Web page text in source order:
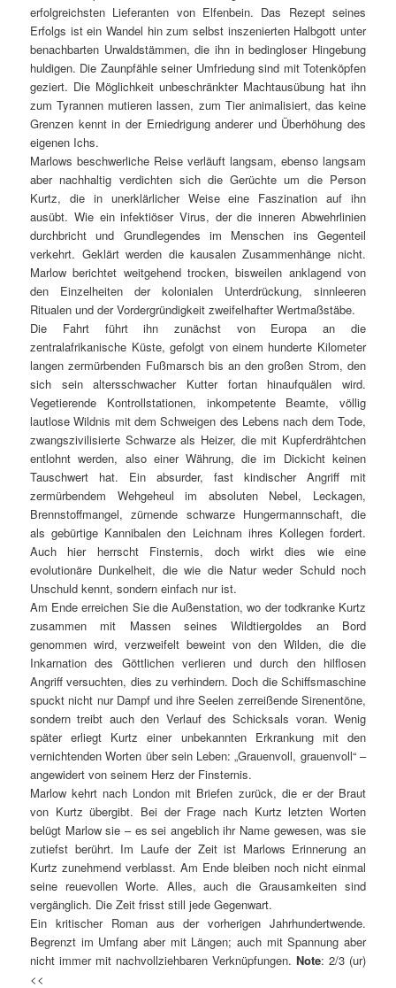
erfolgreichsten Lieferanten von Elfenbein. Das Rezept seines
Erfolgs ist ein Wandel hin zum selbst inszenierten Halbgott unter
benachbarten Urwaldstämmen, die ihn in bedingloser Hingebung
huldigen. Die Zaunpfähle seiner Umfriedung sind mit Totenköpfen
geziert. Die Möglichkeit unbeschränkter Machtausübung hat ihn
zum Tyrannen mutieren lassen, zum Tier animalisiert, das keine
Grenzen kennt in der Erniedrigung anderer und Überhöhung des
eigenen Ichs.
Marlows beschwerliche Reise verläuft langsam, ebenso langsam
aber nachhaltig verdichten sich die Gerüchte um die Person
Kurtz, die in unerklärlicher Weise eine Faszination auf ihn
ausübt. Wie ein infektiöser Virus, der die inneren Abwehrlinien
durchbricht und Grundlegendes im Menschen ins Gegenteil
verkehrt. Geklärt werden die kausalen Zusammenhänge nicht.
Marlow berichtet weitgehend trocken, bisweilen anklagend von
den Einzelheiten der kolonialen Unterdrückung, sinnleeren
Ritualen und der Vordergründigkeit zweifelhafter Wertmaßstäbe.
Die Fahrt führt ihn zunächst von Europa an die
zentralafrikanische Küste, gefolgt von einem hunderte Kilometer
langen zermürbenden Fußmarsch bis an den großen Strom, den
sich sein altersschwacher Kutter fortan hinaufquälen wird.
Vegetierende Kontrollstationen, inkompetente Beamte, völlig
lautlose Wildnis mit dem Schweigen des Lebens nach dem Tode,
zwangszivilisierte Schwarze als Heizer, die mit Kupferdrähtchen
entlohnt werden, also einer Währung, die im Dickicht keinen
Tauschwert hat. Ein absurder, fast kindischer Angriff mit
zermürbendem Wehgeheul im absoluten Nebel, Leckagen,
Brennstoffmangel, zürnende schwarze Hungermannschaft, die
als gebürtige Kannibalen den Leichnam ihres Kollegen fordert.
Auch hier herrscht Finsternis, doch wirkt dies wie eine
evolutionäre Dunkelheit, die wie die Natur weder Schuld noch
Unschuld kennt, sondern einfach nur ist.
Am Ende erreichen Sie die Außenstation, wo der todkranke Kurtz
zusammen mit Massen seines Wildtiergoldes an Bord
genommen wird, verzweifelt beweint von den Wilden, die die
Inkarnation des Göttlichen verlieren und durch den hilflosen
Angriff versuchten, dies zu verhindern. Doch die Schiffsmaschine
spuckt nicht nur Dampf und ihre Seelen zerreißende Sirenentöne,
sondern treibt auch den Verlauf des Schicksals voran. Wenig
später erliegt Kurtz einer unbekannten Erkrankung mit den
vernichtenden Worten über sein Leben: „Grauenvoll, grauenvoll“ –
angewidert von seinem Herz der Finsternis.
Marlow kehrt nach London mit Briefen zurück, die er der Braut
von Kurtz übergibt. Bei der Frage nach Kurtz letzten Worten
belügt Marlow sie – es sei angeblich ihr Name gewesen, was sie
zutiefst berührt. Im Laufe der Zeit ist Marlows Erinnerung an
Kurtz zunehmend verblasst. Am Ende bleiben noch nicht einmal
seine reuevollen Worte. Alles, auch die Grausamkeiten sind
vergänglich. Die Zeit frisst still jede Gegenwart.
Ein kritischer Roman aus der vorherigen Jahrhundertwende.
Begrenzt im Umfang aber mit Längen; auch mit Spannung aber
nicht immer mit nachvollziehbaren Verknüpfungen. Note: 2/3 (ur)
<<